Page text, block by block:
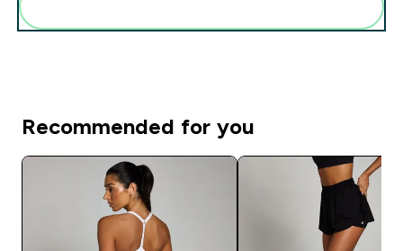
Recommended for you